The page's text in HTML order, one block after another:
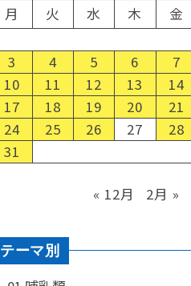
月
火 水 木 金
3
4 5 6 7
10
11 12 13 14
17
18 19 20 21
24
25 26 27 28
31
« 12月 2月 »
テーマ別